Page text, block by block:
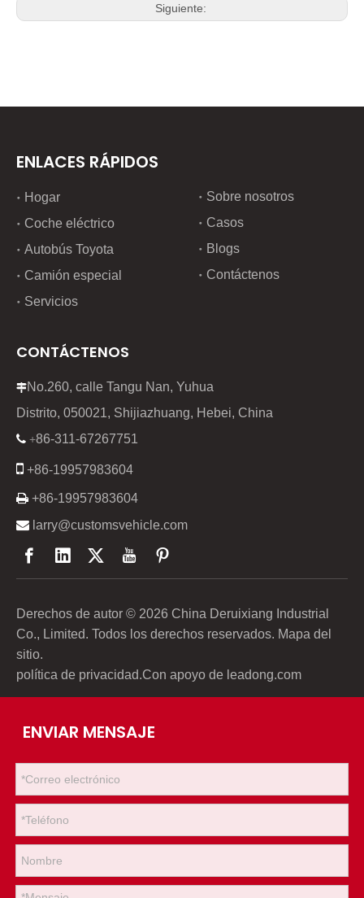
Siguiente:
ENLACES RÁPIDOS
Hogar
Coche eléctrico
Autobús Toyota
Camión especial
Servicios
Sobre nosotros
Casos
Blogs
Contáctenos
CONTÁCTENOS
No.260, calle Tangu Nan, Yuhua
Distrito, 050021, Shijiazhuang, Hebei, China
 +86-311-67267751
 +86-19957983604
 +86-19957983604
 larry@customsvehicle.com
Derechos de autor © 2026 China Deruixiang Industrial
Co., Limited. Todos los derechos reservados. Mapa del
sitio.
política de privacidad.Con apoyo de leadong.com
ENVIAR MENSAJE